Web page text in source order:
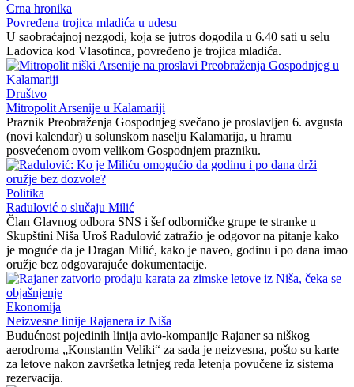
Crna hronika
Povređena trojica mladića u udesu
U saobraćajnoj nezgodi, koja se jutros dogodila u 6.40 sati u selu
Ladovica kod Vlasotinca, povređeno je trojica mladića.
Društvo
Mitropolit Arsenije u Kalamariji
Praznik Preobraženja Gospodnjeg svečano je proslavljen 6. avgusta
(novi kalendar) u solunskom naselju Kalamarija, u hramu
posvećenom ovom velikom Gospodnjem prazniku.
Politika
Radulović o slučaju Milić
Član Glavnog odbora SNS i šef odborničke grupe te stranke u
Skupštini Niša Uroš Radulović zatražio je odgovor na pitanje kako
je moguće da je Dragan Milić, kako je naveo, godinu i po dana imao
oružje bez odgovarajuće dokumentacije.
Ekonomija
Neizvesne linije Rajanera iz Niša
Budućnost pojedinih linija avio-kompanije Rajaner sa niškog
aerodroma „Konstantin Veliki“ za sada je neizvesna, pošto su karte
za letove nakon završetka letnjeg reda letenja povučene iz sistema
rezervacija.